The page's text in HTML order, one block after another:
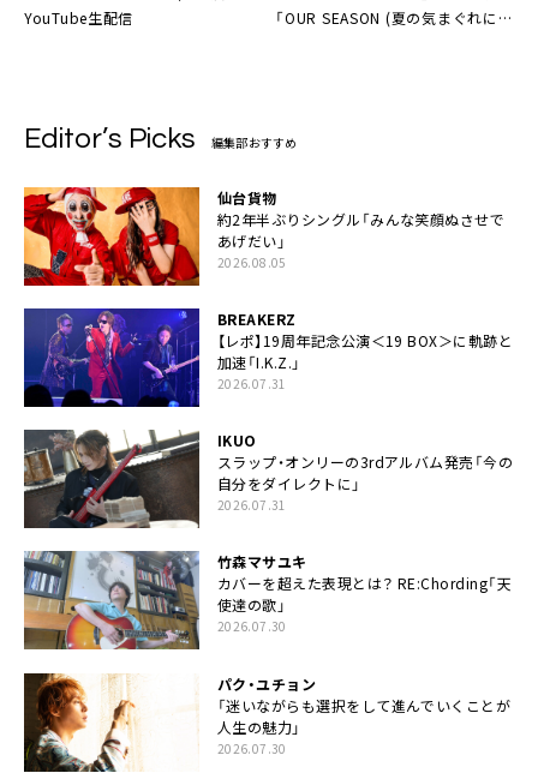
YouTube生配信
「OUR SEASON (夏の気まぐれに
Editor’s Picks 編集部おすすめ
仙台貨物
約2年半ぶりシングル「みんな笑顔ぬさせで
あげだい」
2026.08.05
BREAKERZ
【レポ】19周年記念公演＜19 BOX＞に軌跡と
加速「I.K.Z.」
2026.07.31
IKUO
スラップ・オンリーの3rdアルバム発売「今の
自分をダイレクトに」
2026.07.31
竹森マサユキ
カバーを超えた表現とは？ RE:Chording「天
使達の歌」
2026.07.30
パク・ユチョン
「迷いながらも選択をして進んでいくことが
人生の魅力」
2026.07.30